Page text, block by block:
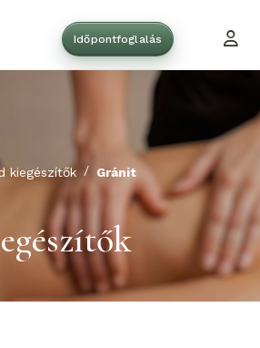
Időpontfoglalás
kiegészítők Gránit